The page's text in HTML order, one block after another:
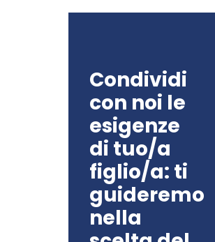
Condividi
con noi le
esigenze
di tuo/a
figlio/a: ti
guideremo
nella